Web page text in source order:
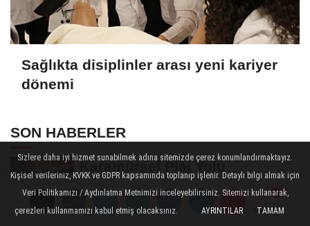
Yorumlar
Yorumlar
Sağlıkta disiplinler arası yeni kariyer
dönemi
SON HABERLER
Karamürsel Plaj Yolu
Caddesi’ne özel asfalt
dokunuşu
Bornova’ya 7 dönümlük cennet
Sizlere daha iyi hizmet sunabilmek adına sitemizde çerez konumlandırmaktayız.
Kişisel verileriniz, KVKK ve GDPR kapsamında toplanıp işlenir. Detaylı bilgi almak için
Veri Politikamızı / Aydınlatma Metnimizi inceleyebilirsiniz. Sitemizi kullanarak,
çerezleri kullanmamızı kabul etmiş olacaksınız.
AYRINTILAR TAMAM